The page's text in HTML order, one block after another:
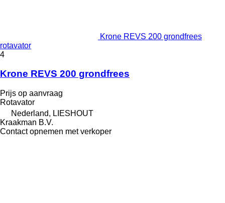
Krone REVS 200 grondfrees
rotavator
4
Krone REVS 200 grondfrees
Prijs op aanvraag
Rotavator
Nederland, LIESHOUT
Kraakman B.V.
Contact opnemen met verkoper